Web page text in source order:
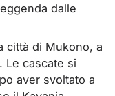
dalle
città di Mukono, a
Le cascate si
aver svoltato a